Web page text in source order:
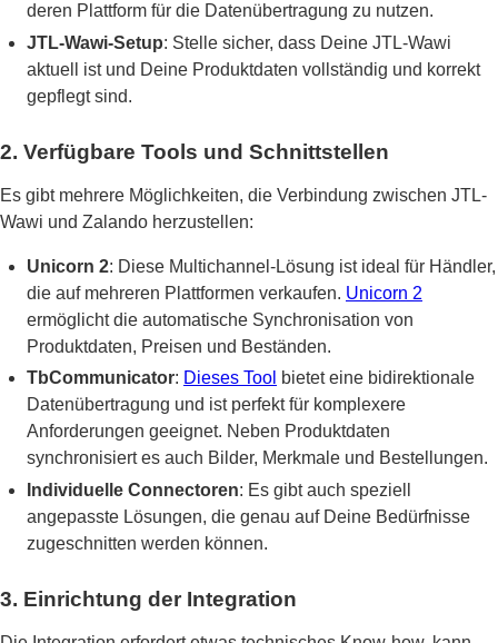
deren Plattform für die Datenübertragung zu nutzen.
JTL-Wawi-Setup: Stelle sicher, dass Deine JTL-Wawi
aktuell ist und Deine Produktdaten vollständig und korrekt
gepflegt sind.
2. Verfügbare Tools und Schnittstellen
Es gibt mehrere Möglichkeiten, die Verbindung zwischen JTL-
Wawi und Zalando herzustellen:
Unicorn 2: Diese Multichannel-Lösung ist ideal für Händler,
die auf mehreren Plattformen verkaufen. Unicorn 2
ermöglicht die automatische Synchronisation von
Produktdaten, Preisen und Beständen.
TbCommunicator: Dieses Tool bietet eine bidirektionale
Datenübertragung und ist perfekt für komplexere
Anforderungen geeignet. Neben Produktdaten
synchronisiert es auch Bilder, Merkmale und Bestellungen.
Individuelle Connectoren: Es gibt auch speziell
angepasste Lösungen, die genau auf Deine Bedürfnisse
zugeschnitten werden können.
3. Einrichtung der Integration